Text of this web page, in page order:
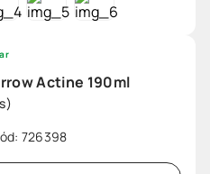
Actine 190ml
: 726398